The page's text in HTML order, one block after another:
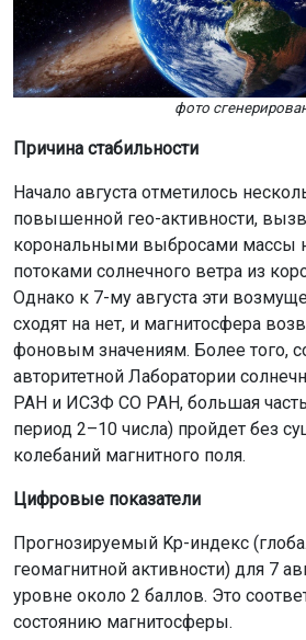
фото
Причина стабильности
Начало августа отметилось
повышенной гео-активности,
корональными выбросами массы
потоками солнечного ветра из
Однако к 7-му августа эти
сходят на нет, и магнитосфера
фоновым значениям. Более того,
авторитетной Лаборатории
РАН и ИСЗФ СО РАН, большая
период 2–10 числа) пройдет без
колебаний магнитного поля.
Цифровые показатели
Прогнозируемый Kp-индекс
геомагнитной активности) для 7
уровне около 2 баллов. Это
состоянию магнитосферы.